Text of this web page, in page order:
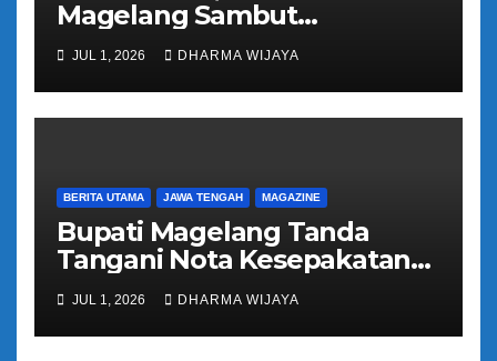
Magelang Sambut
Kepulangan Jemaah Haji
Kloter 81
JUL 1, 2026 DHARMA WIJAYA
BERITA UTAMA JAWA TENGAH MAGAZINE
Bupati Magelang Tanda
Tangani Nota Kesepakatan
Pengalihan Pelayanan
Regident Di Kecamatan
Bandongan
JUL 1, 2026 DHARMA WIJAYA